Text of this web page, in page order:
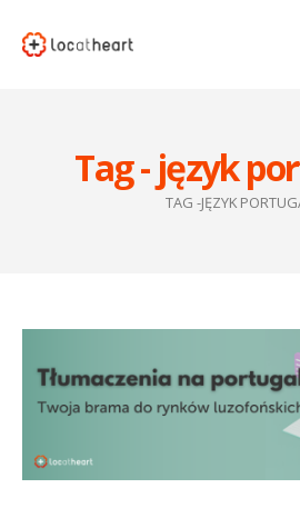
Tag - język
TAG -JĘZYK